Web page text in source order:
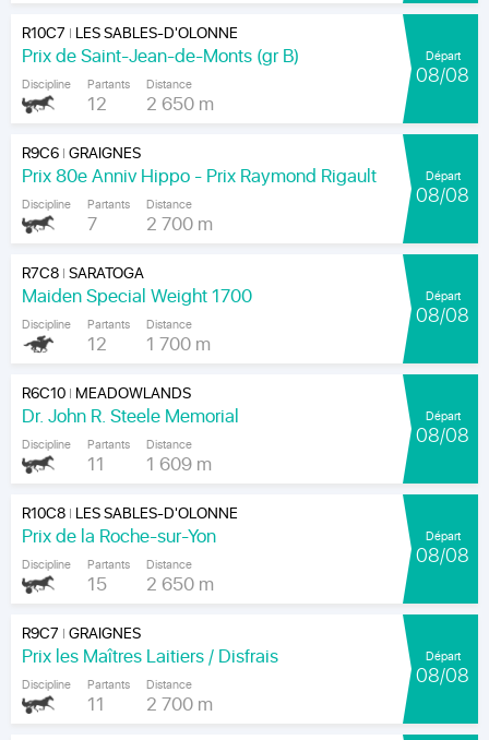
R10C7 | LES SABLES-D'OLONNE
Prix de Saint-Jean-de-Monts (gr B)
Discipline Partants
12
Distance
2 650 m
Départ
08/08
R9C6|GRAIGNES
Prix 80e Anniv Hippo - Prix Raymond Rigault
Discipline Partants
7
Distance
2 700 m
Départ
08/08
R7C8|SARATOGA
Maiden Special Weight 1700
Discipline Partants
12
Distance
1 700 m
Départ
08/08
R6C10| MEADOWLANDS
Dr. John R. Steele Memorial
Discipline Partants
11
Distance
1 609 m
Départ
08/08
R10C8| LES SABLES-D'OLONNE
Prix de la Roche-sur-Yon
Discipline Partants
15
Distance
2 650 m
Départ
08/08
R9C7 |GRAIGNES
Prix les Maîtres Laitiers / Disfrais
Discipline Partants
11
Distance
2 700 m
Départ
08/08